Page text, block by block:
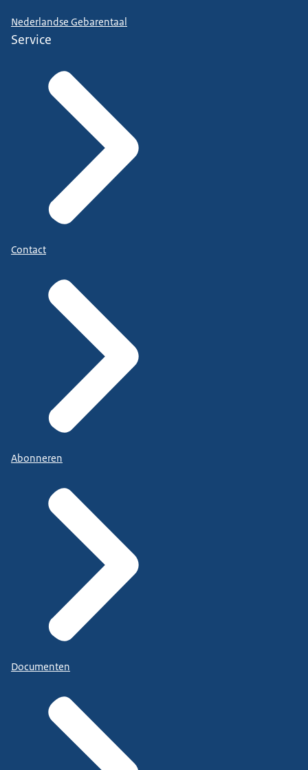
Nederlandse Gebarentaal
Service
Contact
Abonneren
Documenten